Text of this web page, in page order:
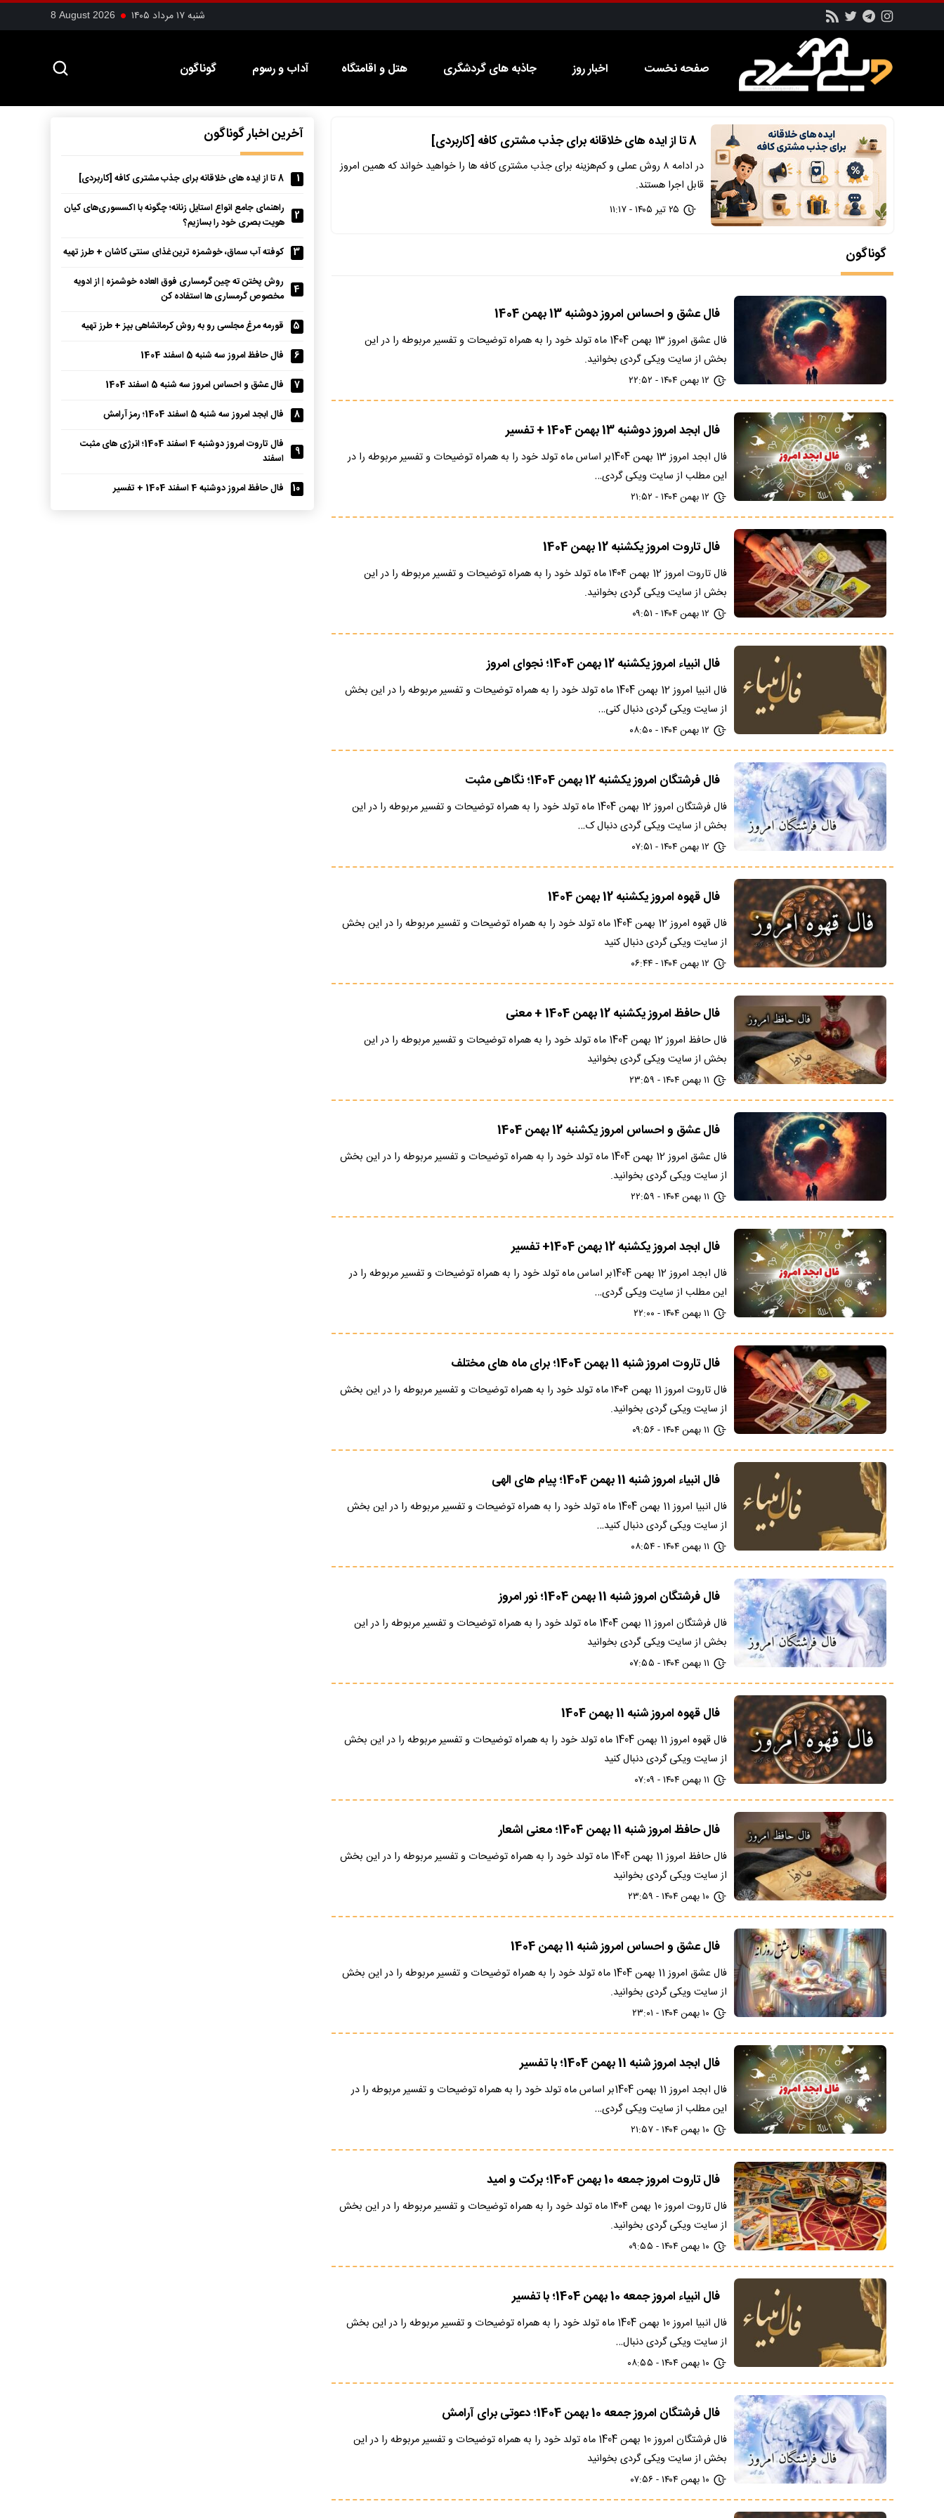
شنبه ۱۷ مرداد ۱۴۰۵ 8 August 2026
صفحه نخست اخبار روز جاذبه های گردشگری هتل و اقامتگاه آداب و رسوم گوناگون
8 تا از ایده های خلاقانه برای جذب مشتری کافه [کاربردی]
در ادامه ۸ روش عملی و کم‌هزینه برای جذب مشتری کافه ها را خواهید خواند که همین امروز
قابل اجرا هستند.
۲۵ تیر ۱۴۰۵ - ۱۱:۱۷
گوناگون
فال عشق و احساس امروز دوشنبه 13 بهمن 1404
فال عشق امروز 13 بهمن 1404 ماه تولد خود را به همراه توضیحات و تفسیر مربوطه را در این
بخش از سایت ویکی گردی بخوانید.
۱۲ بهمن ۱۴۰۴ - ۲۲:۵۲
فال ابجد امروز دوشنبه 13 بهمن 1404 + تفسیر
فال ابجد امروز 13 بهمن 1404بر اساس ماه تولد خود را به همراه توضیحات و تفسیر مربوطه را در
این مطلب از سایت ویکی گردی…
۱۲ بهمن ۱۴۰۴ - ۲۱:۵۲
فال تاروت امروز یکشنبه 12 بهمن 1404
فال تاروت امروز 12 بهمن ۱۴۰۴ ماه تولد خود را به همراه توضیحات و تفسیر مربوطه را در این
بخش از سایت ویکی گردی بخوانید.
۱۲ بهمن ۱۴۰۴ - ۰۹:۵۱
فال انبیاء امروز یکشنبه 12 بهمن 1404؛ نجوای امروز
فال انبیا امروز 12 بهمن 1404 ماه تولد خود را به همراه توضیحات و تفسیر مربوطه را در این بخش
از سایت ویکی گردی دنبال کنی…
۱۲ بهمن ۱۴۰۴ - ۰۸:۵۰
فال فرشتگان امروز یکشنبه 12 بهمن 1404؛ نگاهی مثبت
فال فرشتگان امروز 12 بهمن 1404 ماه تولد خود را به همراه توضیحات و تفسیر مربوطه را در این
بخش از سایت ویکی گردی دنبال ک…
۱۲ بهمن ۱۴۰۴ - ۰۷:۵۱
فال قهوه امروز یکشنبه 12 بهمن 1404
فال قهوه امروز 12 بهمن 1404 ماه تولد خود را به همراه توضیحات و تفسیر مربوطه را در این بخش
از سایت ویکی گردی دنبال کنید
۱۲ بهمن ۱۴۰۴ - ۰۶:۴۴
فال حافظ امروز یکشنبه 12 بهمن 1404 + معنی
فال حافظ امروز 12 بهمن 1404 ماه تولد خود را به همراه توضیحات و تفسیر مربوطه را در این
بخش از سایت ویکی گردی بخوانید
۱۱ بهمن ۱۴۰۴ - ۲۳:۵۹
فال عشق و احساس امروز یکشنبه 12 بهمن 1404
فال عشق امروز 12 بهمن 1404 ماه تولد خود را به همراه توضیحات و تفسیر مربوطه را در این بخش
از سایت ویکی گردی بخوانید.
۱۱ بهمن ۱۴۰۴ - ۲۲:۵۹
فال ابجد امروز یکشنبه 12 بهمن 1404+ تفسیر
فال ابجد امروز 12 بهمن 1404بر اساس ماه تولد خود را به همراه توضیحات و تفسیر مربوطه را در
این مطلب از سایت ویکی گردی…
۱۱ بهمن ۱۴۰۴ - ۲۲:۰۰
فال تاروت امروز شنبه 11 بهمن 1404؛ برای ماه های مختلف
فال تاروت امروز 11 بهمن ۱۴۰۴ ماه تولد خود را به همراه توضیحات و تفسیر مربوطه را در این بخش
از سایت ویکی گردی بخوانید.
۱۱ بهمن ۱۴۰۴ - ۰۹:۵۶
فال انبیاء امروز شنبه 11 بهمن 1404؛ پیام های الهی
فال انبیا امروز 11 بهمن 1404 ماه تولد خود را به همراه توضیحات و تفسیر مربوطه را در این بخش
از سایت ویکی گردی دنبال کنید…
۱۱ بهمن ۱۴۰۴ - ۰۸:۵۴
فال فرشتگان امروز شنبه 11 بهمن 1404؛ نور امروز
فال فرشتگان امروز 11 بهمن 1404 ماه تولد خود را به همراه توضیحات و تفسیر مربوطه را در این
بخش از سایت ویکی گردی بخوانید
۱۱ بهمن ۱۴۰۴ - ۰۷:۵۵
فال قهوه امروز شنبه 11 بهمن 1404
فال قهوه امروز 11 بهمن 1404 ماه تولد خود را به همراه توضیحات و تفسیر مربوطه را در این بخش
از سایت ویکی گردی دنبال کنید
۱۱ بهمن ۱۴۰۴ - ۰۷:۰۹
فال حافظ امروز شنبه 11 بهمن 1404؛ معنی اشعار
فال حافظ امروز 11 بهمن 1404 ماه تولد خود را به همراه توضیحات و تفسیر مربوطه را در این بخش
از سایت ویکی گردی بخوانید
۱۰ بهمن ۱۴۰۴ - ۲۳:۵۹
فال عشق و احساس امروز شنبه 11 بهمن 1404
فال عشق امروز 11 بهمن 1404 ماه تولد خود را به همراه توضیحات و تفسیر مربوطه را در این بخش
از سایت ویکی گردی بخوانید.
۱۰ بهمن ۱۴۰۴ - ۲۳:۰۱
فال ابجد امروز شنبه 11 بهمن 1404؛ با تفسیر
فال ابجد امروز 11 بهمن 1404بر اساس ماه تولد خود را به همراه توضیحات و تفسیر مربوطه را در
این مطلب از سایت ویکی گردی…
۱۰ بهمن ۱۴۰۴ - ۲۱:۵۷
فال تاروت امروز جمعه 10 بهمن 1404؛ برکت و امید
فال تاروت امروز 10 بهمن ۱۴۰۴ ماه تولد خود را به همراه توضیحات و تفسیر مربوطه را در این بخش
از سایت ویکی گردی بخوانید.
۱۰ بهمن ۱۴۰۴ - ۰۹:۵۵
فال انبیاء امروز جمعه 10 بهمن 1404؛ با تفسیر
فال انبیا امروز 10 بهمن 1404 ماه تولد خود را به همراه توضیحات و تفسیر مربوطه را در این بخش
از سایت ویکی گردی دنبال…
۱۰ بهمن ۱۴۰۴ - ۰۸:۵۵
فال فرشتگان امروز جمعه 10 بهمن 1404؛ دعوتی برای آرامش
فال فرشتگان امروز 10 بهمن 1404 ماه تولد خود را به همراه توضیحات و تفسیر مربوطه را در این
بخش از سایت ویکی گردی بخوانید
۱۰ بهمن ۱۴۰۴ - ۰۷:۵۶
آخرین اخبار گوناگون
1 8 تا از ایده های خلاقانه برای جذب مشتری کافه [کاربردی]
2
راهنمای جامع انواع استایل زنانه؛ چگونه با اکسسوری‌های کیان
هویت بصری خود را بسازیم؟
3
کوفته آب سماق، خوشمزه ترین غذای سنتی کاشان + طرز تهیه
4
روش پختن ته چین گرمساری فوق العاده خوشمزه | از ادویه
مخصوص گرمساری ها استفاده کن
5
قورمه مرغ مجلسی رو به روش کرمانشاهی بپز + طرز تهیه
6
فال حافظ امروز سه شنبه 5 اسفند 1404
7
فال عشق و احساس امروز سه شنبه 5 اسفند 1404
8
فال ابجد امروز سه شنبه 5 اسفند 1404؛ رمز آرامش
9
فال تاروت امروز دوشنبه 4 اسفند 1404؛ انرژی های مثبت
اسفند
10
فال حافظ امروز دوشنبه 4 اسفند 1404 + تفسیر